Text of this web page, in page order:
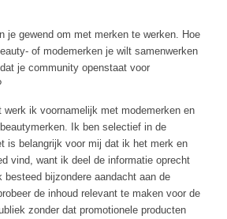
je gewend om met merken te werken. Hoe
of modemerken je wilt samenwerken
je community openstaat voor
werk ik voornamelijk met modemerken en
Ik ben selectief in de
is belangrijk voor mij dat ik het merk en
vind, want ik deel de informatie oprecht
besteed bijzondere aandacht aan de
de inhoud relevant te maken voor de
zonder dat promotionele producten